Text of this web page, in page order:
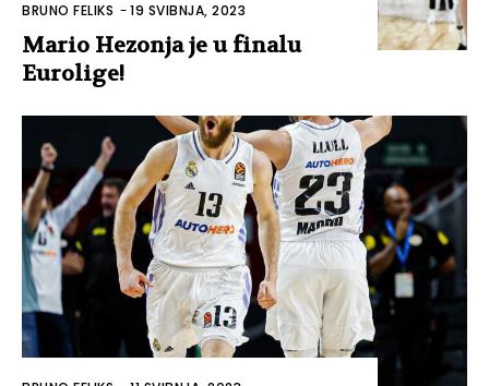
BRUNO FELIKS -19 SVIBNJA, 2023
Mario Hezonja je u finalu
Eurolige!